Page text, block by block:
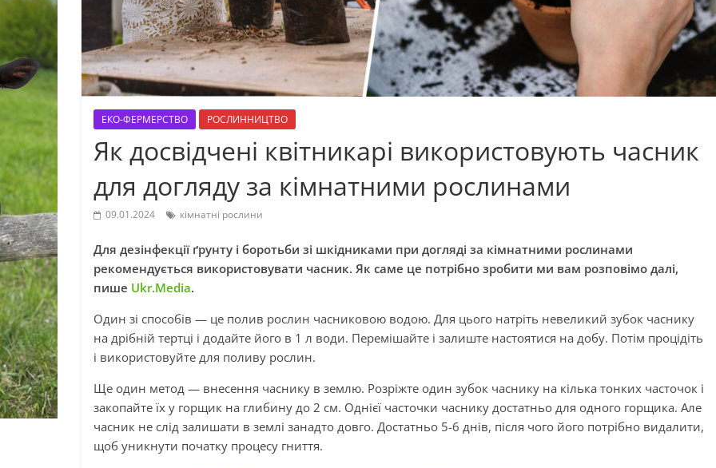
ЕКО-ФЕРМЕРСТВО РОСЛИННИЦТВО
Як досвідчені квітникарі використовують часник
для догляду за кімнатними рослинами
09.01.2024 кімнатні рослини
Для дезінфекції ґрунту і боротьби зі шкідниками при догляді за кімнатними рослинами
рекомендується використовувати часник. Як саме це потрібно зробити ми вам розповімо далі,
пише Ukr.Media.
Один зі способів — це полив рослин часниковою водою. Для цього натріть невеликий зубок часнику
на дрібній тертці і додайте його в 1 л води. Перемішайте і залиште настоятися на добу. Потім процідіть
і використовуйте для поливу рослин.
Ще один метод — внесення часнику в землю. Розріжте один зубок часнику на кілька тонких часточок і
закопайте їх у горщик на глибину до 2 см. Однієї часточки часнику достатньо для одного горщика. Але
часник не слід залишати в землі занадто довго. Достатньо 5-6 днів, після чого його потрібно видалити,
щоб уникнути початку процесу гниття.